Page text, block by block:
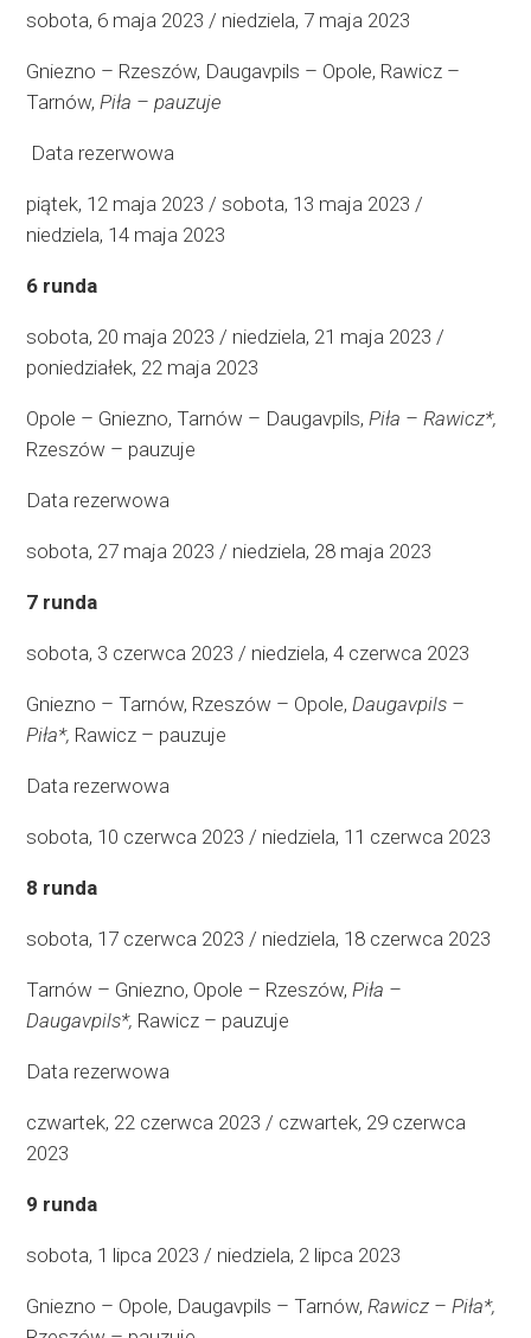
sobota, 6 maja 2023 / niedziela, 7 maja 2023
Gniezno – Rzeszów, Daugavpils – Opole, Rawicz –
Tarnów,Piła – pauzuje
Data rezerwowa
piątek, 12 maja 2023 / sobota, 13 maja 2023 /
niedziela, 14 maja 2023
6 runda
sobota, 20 maja 2023 / niedziela, 21 maja 2023 /
poniedziałek, 22 maja 2023
Opole – Gniezno, Tarnów – Daugavpils,Piła – Rawicz*,
Rzeszów – pauzuje
Data rezerwowa
sobota, 27 maja 2023 / niedziela, 28 maja 2023
7 runda
sobota, 3 czerwca 2023 / niedziela, 4 czerwca 2023
Gniezno – Tarnów, Rzeszów – Opole,Daugavpils –
Piła*, Rawicz – pauzuje
Data rezerwowa
sobota, 10 czerwca 2023 / niedziela, 11 czerwca 2023
8 runda
sobota, 17 czerwca 2023 / niedziela, 18 czerwca 2023
Tarnów – Gniezno, Opole – Rzeszów,Piła –
Daugavpils*, Rawicz – pauzuje
Data rezerwowa
czwartek, 22 czerwca 2023 / czwartek, 29 czerwca
2023
9 runda
sobota, 1 lipca 2023 / niedziela, 2 lipca 2023
Gniezno – Opole, Daugavpils – Tarnów,Rawicz – Piła*,